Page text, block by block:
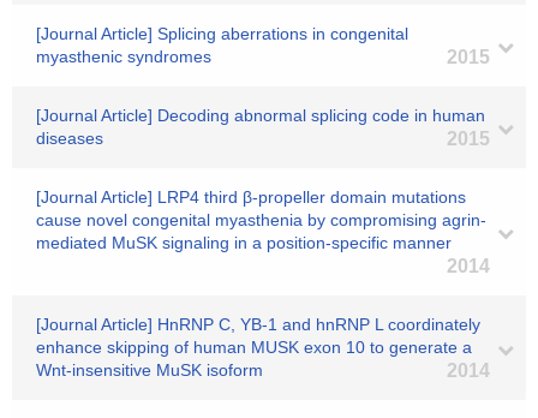
[Journal Article] Splicing aberrations in congenital
myasthenic syndromes
2015
[Journal Article] Decoding abnormal splicing code in human
diseases
2015
[Journal Article] LRP4 third β-propeller domain mutations
cause novel congenital myasthenia by compromising agrin-
mediated MuSK signaling in a position-specific manner
2014
[Journal Article] HnRNP C, YB-1 and hnRNP L coordinately
enhance skipping of human MUSK exon 10 to generate a
Wnt-insensitive MuSK isoform
2014